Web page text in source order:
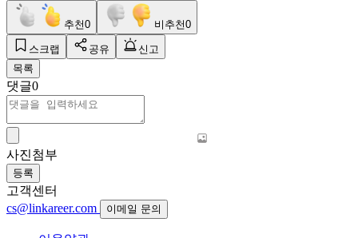
추천0 비추천0
스크랩 공유
신고
목록
댓글0
사진첨부
등록
고객센터
cs@linkareer.com
이메일 문의